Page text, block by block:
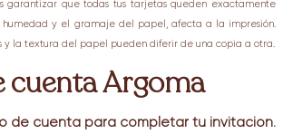
garantizar que todas tus tarjetas queden exactamente
humedad y el gramaje del papel, afecta a la impresión.
y la textura del papel pueden diferir de una copia a otra.
cuenta Argoma
de cuenta para completar tu invitación.